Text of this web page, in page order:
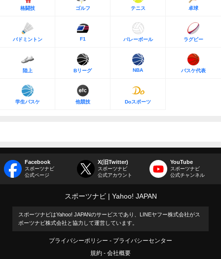
格闘技 ゴルフ テニス 卓球
バドミントン F1 バレーボール ラグビー
陸上 Bリーグ NBA バスケ代表
学生バスケ 他競技 Doスポーツ
Facebook
スポーツナビ
公式ページ
X(旧Twitter)
スポーツナビ
公式アカウント
YouTube
スポーツナビ
公式チャンネル
スポーツナビ Yahoo! JAPAN
スポーツナビはYahoo! JAPANのサービスであり、LINEヤフー株式会社がス
ポーツナビ株式会社と協力して運営しています。
プライバシーポリシー
プライバシーセンター
規約
会社概要